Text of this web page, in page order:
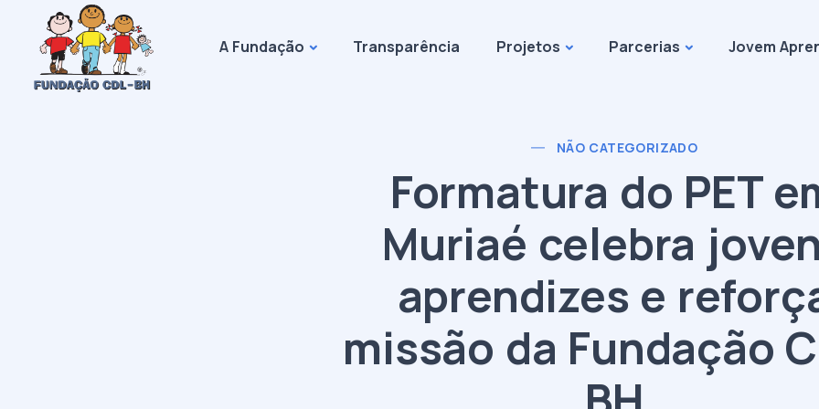
A Fundação Transparência Projetos Parcerias Jovem
NÃO CATEGORIZADO
Formatura do PET
Muriaé celebra
aprendizes e
missão da Fundação